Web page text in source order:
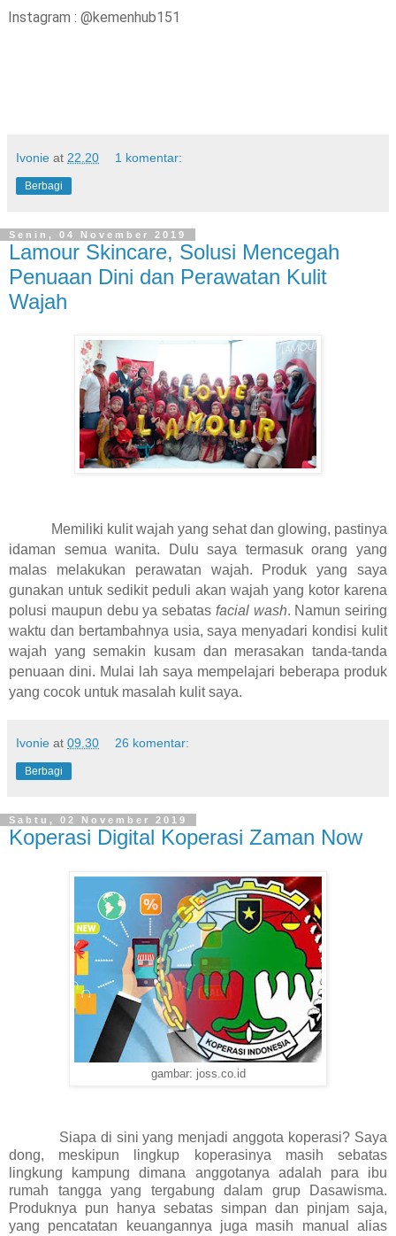
Instagram : @kemenhub151
Ivonie at 22.20 1 komentar:
Berbagi
Senin, 04 November 2019
Lamour Skincare, Solusi Mencegah
Penuaan Dini dan Perawatan Kulit
Wajah
Memiliki kulit wajah yang sehat dan glowing, pastinya
idaman semua wanita. Dulu saya termasuk orang yang
malas melakukan perawatan wajah. Produk yang saya
gunakan untuk sedikit peduli akan wajah yang kotor karena
polusi maupun debu ya sebatas facial wash. Namun seiring
waktu dan bertambahnya usia, saya menyadari kondisi kulit
wajah yang semakin kusam dan merasakan tanda-tanda
penuaan dini. Mulai lah saya mempelajari beberapa produk
yang cocok untuk masalah kulit saya.
Ivonie at 09.30 26 komentar:
Berbagi
Sabtu, 02 November 2019
Koperasi Digital Koperasi Zaman Now
gambar: joss.co.id
Siapa di sini yang menjadi anggota koperasi? Saya
dong, meskipun lingkup koperasinya masih sebatas
lingkung kampung dimana anggotanya adalah para ibu
rumah tangga yang tergabung dalam grup Dasawisma.
Produknya pun hanya sebatas simpan dan pinjam saja,
yang pencatatan keuangannya juga masih manual alias